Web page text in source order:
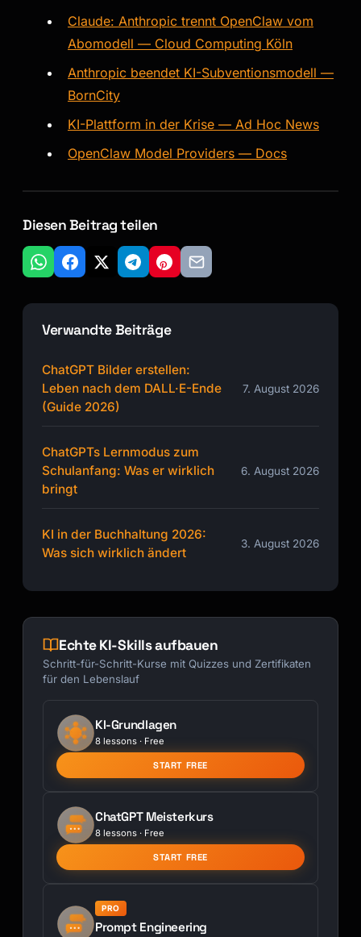
Claude: Anthropic trennt OpenClaw vom
Abomodell — Cloud Computing Köln
Anthropic beendet KI-Subventionsmodell —
BornCity
KI-Plattform in der Krise — Ad Hoc News
OpenClaw Model Providers — Docs
Diesen Beitrag teilen
Verwandte Beiträge
ChatGPT Bilder erstellen:
Leben nach dem DALL·E-Ende
(Guide 2026)
7. August 2026
ChatGPTs Lernmodus zum
Schulanfang: Was er wirklich
bringt
6. August 2026
KI in der Buchhaltung 2026:
Was sich wirklich ändert
3. August 2026
Echte KI-Skills aufbauen
Schritt-für-Schritt-Kurse mit Quizzes und Zertifikaten
für den Lebenslauf
KI-Grundlagen
8 lessons · Free
START FREE
ChatGPT Meisterkurs
8 lessons · Free
START FREE
PRO
Prompt Engineering